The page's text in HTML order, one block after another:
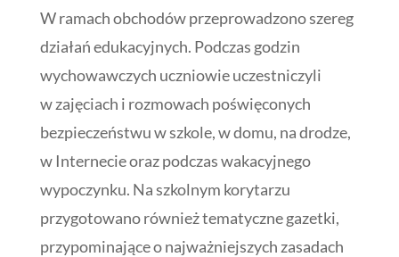
W ramach obchodów przeprowadzono szereg
działań edukacyjnych. Podczas godzin
wychowawczych uczniowie uczestniczyli
w zajęciach i rozmowach poświęconych
bezpieczeństwu w szkole, w domu, na drodze,
w Internecie oraz podczas wakacyjnego
wypoczynku. Na szkolnym korytarzu
przygotowano również tematyczne gazetki,
przypominające o najważniejszych zasadach